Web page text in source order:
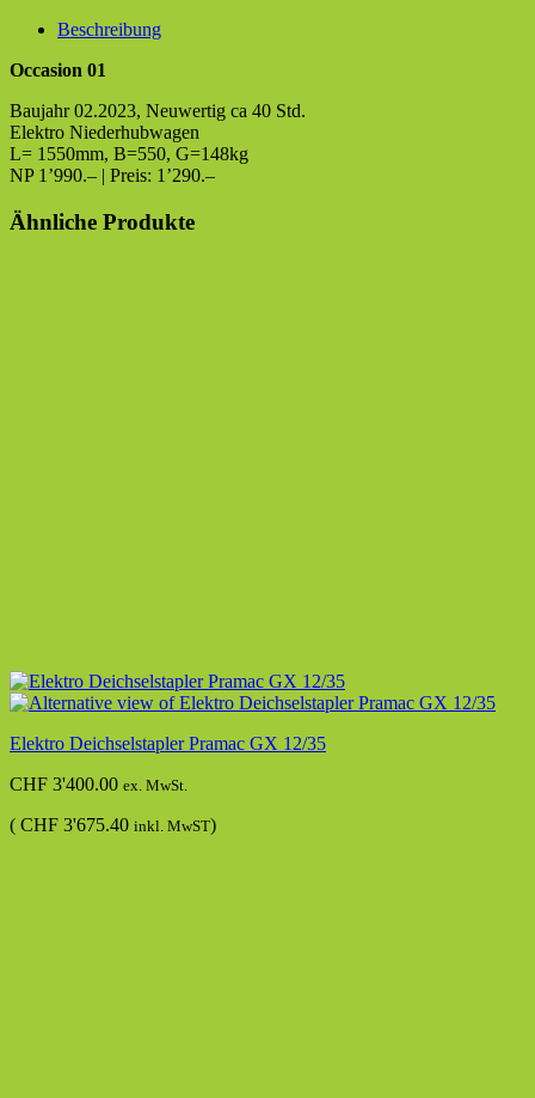
Beschreibung
Occasion 01
Baujahr 02.2023, Neuwertig ca 40 Std.
Elektro Niederhubwagen
L= 1550mm, B=550, G=148kg
NP 1’990.– | Preis: 1’290.–
Ähnliche Produkte
Elektro Deichselstapler Pramac GX 12/35
CHF 3'400.00 ex. MwSt.
( CHF 3'675.40 inkl. MwST)